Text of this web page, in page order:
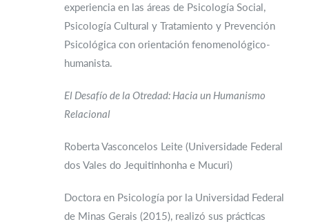
experiencia en las áreas de Psicología Social,
Psicología Cultural y Tratamiento y Prevención
Psicológica con orientación fenomenológico-
humanista.
El Desafío de la Otredad: Hacia un Humanismo
Relacional
Roberta Vasconcelos Leite (Universidade Federal
dos Vales do Jequitinhonha e Mucuri)
Doctora en Psicología por la Universidad Federal
de Minas Gerais (2015), realizó sus prácticas